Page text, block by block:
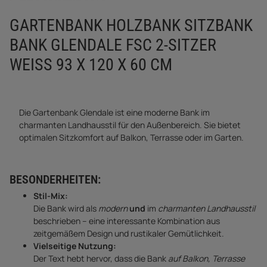
GARTENBANK HOLZBANK SITZBANK
BANK GLENDALE FSC 2-SITZER
WEISS 93 X 120 X 60 CM
Die Gartenbank Glendale ist eine moderne Bank im
charmanten Landhausstil für den Außenbereich. Sie bietet
optimalen Sitzkomfort auf Balkon, Terrasse oder im Garten.
BESONDERHEITEN:
Stil-Mix:
Die Bank wird als modern und im charmanten Landhausstil
beschrieben – eine interessante Kombination aus
zeitgemäßem Design und rustikaler Gemütlichkeit.
Vielseitige Nutzung:
Der Text hebt hervor, dass die Bank auf Balkon, Terrasse